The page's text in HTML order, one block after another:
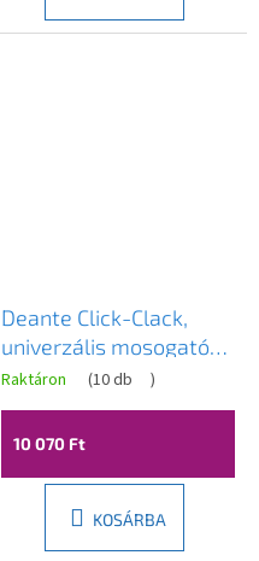
Deante Click-Clack,
univerzális mosogató
lefolyódugó fém házzal,
szálcsiszolt bronz, DEA-
NHC_CC0U
Raktáron (10 db )
10 070 Ft
KOSÁRBA